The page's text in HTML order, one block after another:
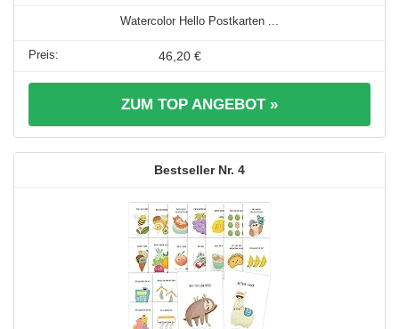
Watercolor Hello Postkarten ...
46,20 €
ZUM TOP ANGEBOT »
4